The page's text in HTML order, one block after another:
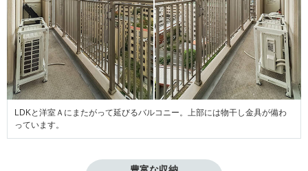
LDKと洋室Ａにまたがって延びるバルコニー。上部には物干し金具が備わ
っています。